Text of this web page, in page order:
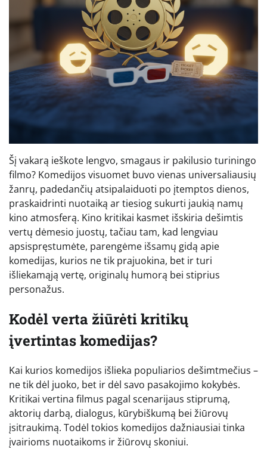
Šį vakarą ieškote lengvo, smagaus ir pakilusio turiningo
filmo? Komedijos visuomet buvo vienas universaliausių
žanrų, padedančių atsipalaiduoti po įtemptos dienos,
praskaidrinti nuotaiką ar tiesiog sukurti jaukią namų
kino atmosferą. Kino kritikai kasmet išskiria dešimtis
vertų dėmesio juostų, tačiau tam, kad lengviau
apsispręstumėte, parengėme išsamų gidą apie
komedijas, kurios ne tik prajuokina, bet ir turi
išliekamąją vertę, originalų humorą bei stiprius
personažus.
Kodėl verta žiūrėti kritikų
įvertintas komedijas?
Kai kurios komedijos išlieka populiarios dešimtmečius –
ne tik dėl juoko, bet ir dėl savo pasakojimo kokybės.
Kritikai vertina filmus pagal scenarijaus stiprumą,
aktorių darbą, dialogus, kūrybiškumą bei žiūrovų
įsitraukimą. Todėl tokios komedijos dažniausiai tinka
įvairioms nuotaikoms ir žiūrovų skoniui.